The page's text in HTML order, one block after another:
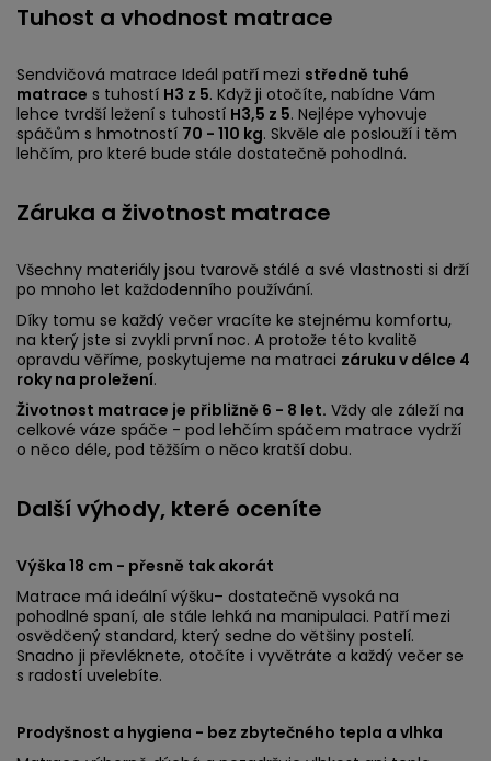
Tuhost a vhodnost matrace
Sendvičová matrace Ideál patří mezi středně tuhé
matrace s tuhostí H3 z 5. Když ji otočíte, nabídne Vám
lehce tvrdší ležení s tuhostí H3,5 z 5. Nejlépe vyhovuje
spáčům s hmotností 70 - 110 kg. Skvěle ale poslouží i těm
lehčím, pro které bude stále dostatečně pohodlná.
Záruka a životnost matrace
Všechny materiály jsou tvarově stálé a své vlastnosti si drží
po mnoho let každodenního používání.
Díky tomu se každý večer vracíte ke stejnému komfortu,
na který jste si zvykli první noc. A protože této kvalitě
opravdu věříme, poskytujeme na matraci záruku v délce 4
roky na proležení.
Životnost matrace je přibližně 6 - 8 let. Vždy ale záleží na
celkové váze spáče - pod lehčím spáčem matrace vydrží
o něco déle, pod těžším o něco kratší dobu.
Další výhody, které oceníte
Výška 18 cm - přesně tak akorát
Matrace má ideální výšku– dostatečně vysoká na
pohodlné spaní, ale stále lehká na manipulaci. Patří mezi
osvědčený standard, který sedne do většiny postelí.
Snadno ji převléknete, otočíte i vyvětráte a každý večer se
s radostí uvelebíte.
Prodyšnost a hygiena - bez zbytečného tepla a vlhka